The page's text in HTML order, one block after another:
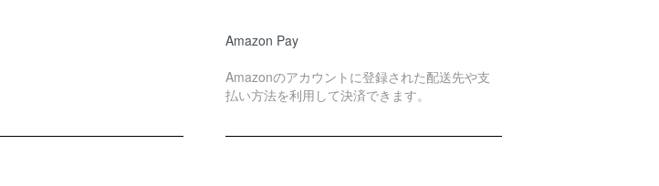
Amazon Pay
Amazonのアカウントに登録された配送先や支
払い方法を利用して決済できます。